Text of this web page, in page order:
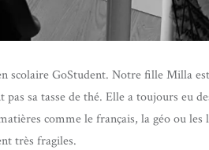
scolaire GoStudent. Notre fille Milla
sa tasse de thé. Elle a toujours eu
comme le français, la géo ou les
très fragiles.